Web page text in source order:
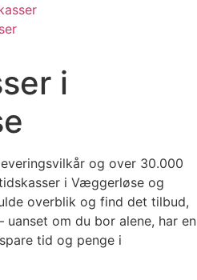
i
og over 30.000
i Væggerløse og
overblik og find det tilbud,
om du bor alene, har en
tid og penge i